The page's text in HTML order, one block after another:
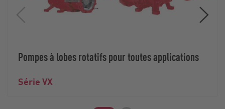
Pompes à lobes rotatifs pour toutes applications
Série VX